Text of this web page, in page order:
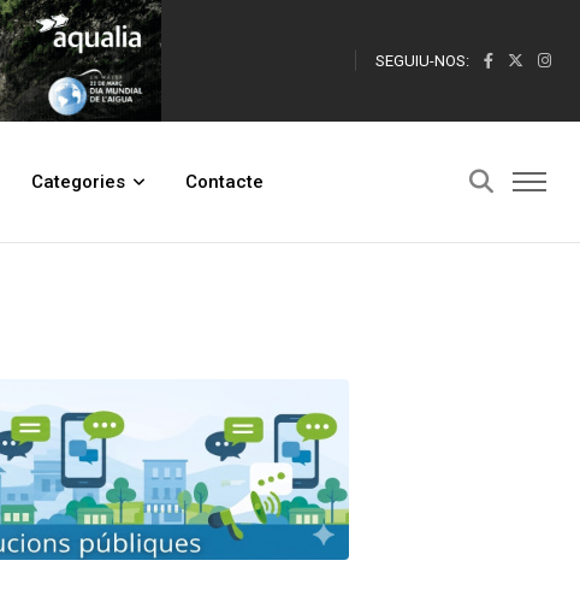
SEGUIU-NOS:
Categories Contacte